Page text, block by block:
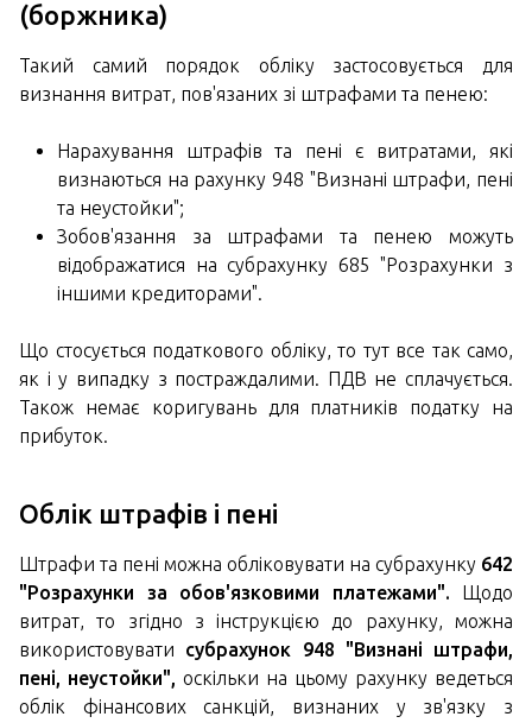
(боржника)
Такий самий порядок обліку застосовується для
визнання витрат, пов'язаних зі штрафами та пенею:
Нарахування штрафів та пені є витратами, які
визнаються на рахунку 948 "Визнані штрафи, пені
та неустойки";
Зобов'язання за штрафами та пенею можуть
відображатися на субрахунку 685 "Розрахунки з
іншими кредиторами".
Що стосується податкового обліку, то тут все так само,
як і у випадку з постраждалими. ПДВ не сплачується.
Також немає коригувань для платників податку на
прибуток.
Облік штрафів і пені
Штрафи та пені можна обліковувати на субрахунку 642
"Розрахунки за обов'язковими платежами". Щодо
витрат, то згідно з інструкцією до рахунку, можна
використовувати субрахунок 948 "Визнані штрафи,
пені, неустойки", оскільки на цьому рахунку ведеться
облік фінансових санкцій, визнаних у зв'язку з